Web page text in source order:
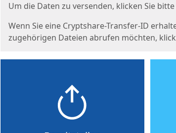
Um die Daten zu versenden, klicken Sie bitte
Wenn Sie eine Cryptshare-Transfer-ID
zugehörigen Dateien abrufen möchten,